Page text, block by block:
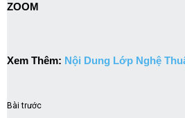
ZOOM
Xem Thêm: Nội Dung Lớp Nghệ
Bài trước